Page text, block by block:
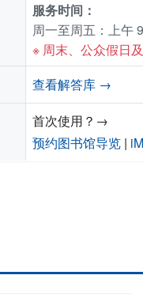
服务时间：
周一至周五：上午
※ 周末、公众假日
查看解答库 →
首次使用？→
预约图书馆导览 |